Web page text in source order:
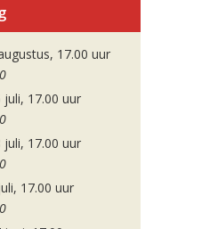
17.00 uur
17.00 uur
17.00 uur
17.00 uur